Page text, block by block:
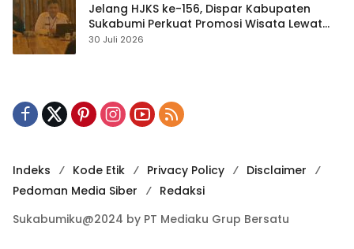
Jelang HJKS ke-156, Dispar Kabupaten
Sukabumi Perkuat Promosi Wisata Lewat
Publikasi Digital
30 Juli 2026
Indeks Kode Etik Privacy Policy
Disclaimer
Pedoman Media Siber
Redaksi
Sukabumiku@2024 by PT Mediaku Grup Bersatu